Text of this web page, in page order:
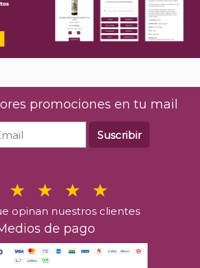
promociones en tu mail
Suscribir
opinan nuestros clientes
de pago